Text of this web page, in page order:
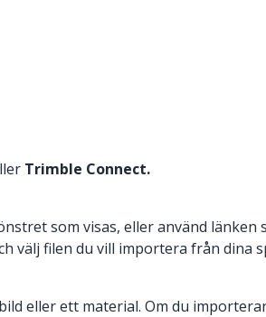
Trimble Connect.
som visas, eller använd
välj filen du vill importera från dina
eller ett material. Om du